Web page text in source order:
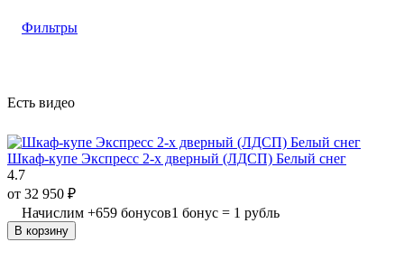
Фильтры
Есть видео
Шкаф-купе Экспресс 2-х дверный (ЛДСП) Белый снег
4.7
от 32 950 ₽
Начислим +659 бонусов1 бонус = 1 рубль
В корзину